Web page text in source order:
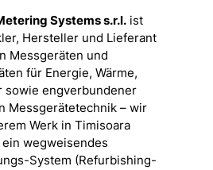
Systems s.r.l.ist
Hersteller und Lieferant
Messgeräten und
für Energie, Wärme,
sowie engverbundener
Messgerätetechnik – wir
Werk in Timisoara
ein wegweisendes
System (Refurbishing-